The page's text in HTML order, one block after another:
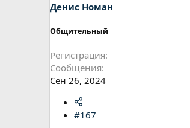
Денис Номан
Общительный
Регистрация
Сообщения
Сен 26, 2024
#167